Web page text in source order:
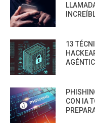
13
CON IA